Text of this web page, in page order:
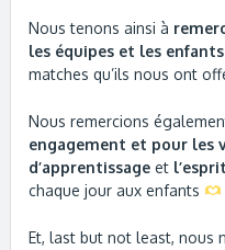
Nous tenons ainsi à
les équipes et les enfants
matches qu’ils nous ont
Nous remercions
engagement et pour les
d’apprentissage et
chaque jour aux enfants
Et, last but not least, nous